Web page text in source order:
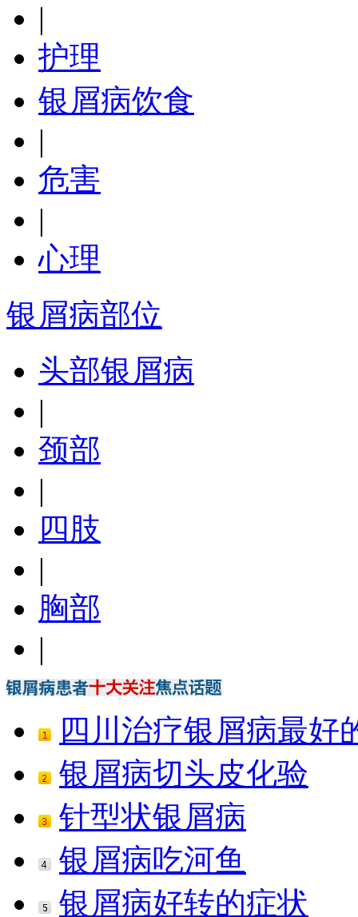
|
护理
银屑病饮食
|
危害
|
心理
银屑病部位
头部银屑病
|
颈部
|
四肢
|
胸部
|
四川治疗银屑病最好
银屑病切头皮化验
针型状银屑病
银屑病吃河鱼
银屑病好转的症状